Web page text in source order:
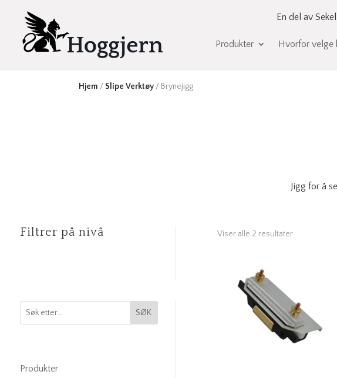
En del av
Produkter Hvorfor velge
Hjem / Slipe Verktøy / Brynejigg
Jigg for å
Filtrer på nivå
SØK
Produkter
Viser alle 2 resultater